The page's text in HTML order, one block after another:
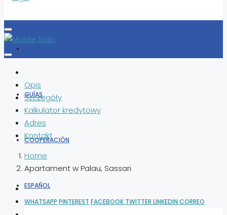
GUÍAS
COOPERACIÓN
ESPAÑOL
Opis
Szczegóły
Kalkulator kredytowy
Adres
Kontakt
Home
Apartament w Palau, Sassari
WHATSAPP PINTEREST FACEBOOK TWITTER LINKEDIN CORREO